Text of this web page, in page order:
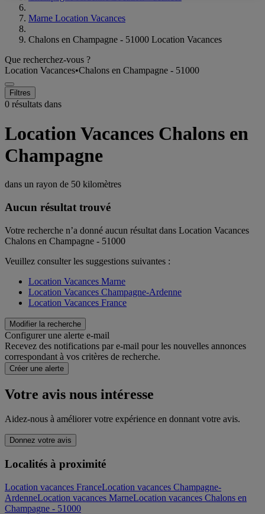
Marne Location Vacances
Chalons en Champagne - 51000 Location Vacances
Que recherchez-vous ?
Location Vacances•Chalons en Champagne - 51000
Filtres
0 résultats dans
Location Vacances Chalons en
Champagne
dans un rayon de 50 kilomètres
Aucun résultat trouvé
Votre recherche n’a donné aucun résultat dans Location Vacances
Chalons en Champagne - 51000
Veuillez consulter les suggestions suivantes :
Location Vacances Marne
Location Vacances Champagne-Ardenne
Location Vacances France
Modifier la recherche
Configurer une alerte e-mail
Recevez des notifications par e-mail pour les nouvelles annonces
correspondant à vos critères de recherche.
Créer une alerte
Votre avis nous intéresse
Aidez-nous à améliorer votre expérience en donnant votre avis.
Donnez votre avis
Localités à proximité
Location vacances FranceLocation vacances Champagne-
ArdenneLocation vacances MarneLocation vacances Chalons en
Champagne - 51000